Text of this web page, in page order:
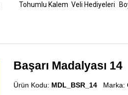
Tohumlu Kalem Veli Hediyeleri
Başarı Madalyası 14
Ürün Kodu: MDL_BSR_14 Marka: